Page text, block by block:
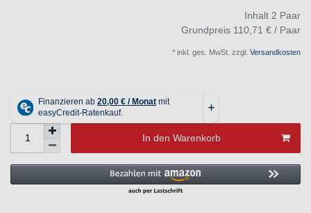
Inhalt 2 Paar
Grundpreis 110,71 € / Paar
* inkl. ges. MwSt. zzgl. Versandkosten
In den Warenkorb